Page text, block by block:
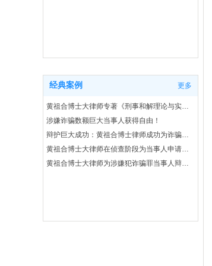
经典案例 更多
黄祖合博士大律师专著《刑事和解理论与实务研究》荣获省部级大奖
涉嫌诈骗数额巨大当事人获得自由！
辩护巨大成功：黄祖合博士律师成功为诈骗数额巨大的主犯当事人获得法院判处缓刑！
黄祖合博士大律师在侦查阶段为当事人申请取保候审大获成功！
黄祖合博士大律师为涉嫌犯诈骗罪当事人辩护取得完满成功：先取保后撤案！